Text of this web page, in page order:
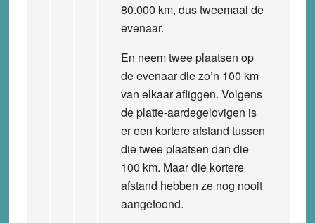
80.000 km, dus tweemaal de
evenaar.
En neem twee plaatsen op
de evenaar die zo’n 100 km
van elkaar afliggen. Volgens
de platte-aardegelovigen is
er een kortere afstand tussen
die twee plaatsen dan die
100 km. Maar die kortere
afstand hebben ze nog nooit
aangetoond.